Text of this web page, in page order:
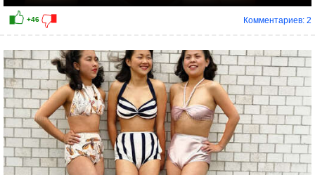
Комментариев: 2